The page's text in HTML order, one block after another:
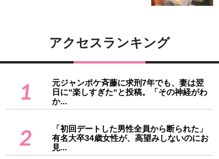
アクセスランキング
1
元ジャンポケ斉藤に求刑7年でも、妻は翌
日に“楽しすぎた“と投稿。「その神経がわ
か...
2
「初回デートした男性全員から断られた」
有名大卒34歳女性が、高望みしないのにお
見...